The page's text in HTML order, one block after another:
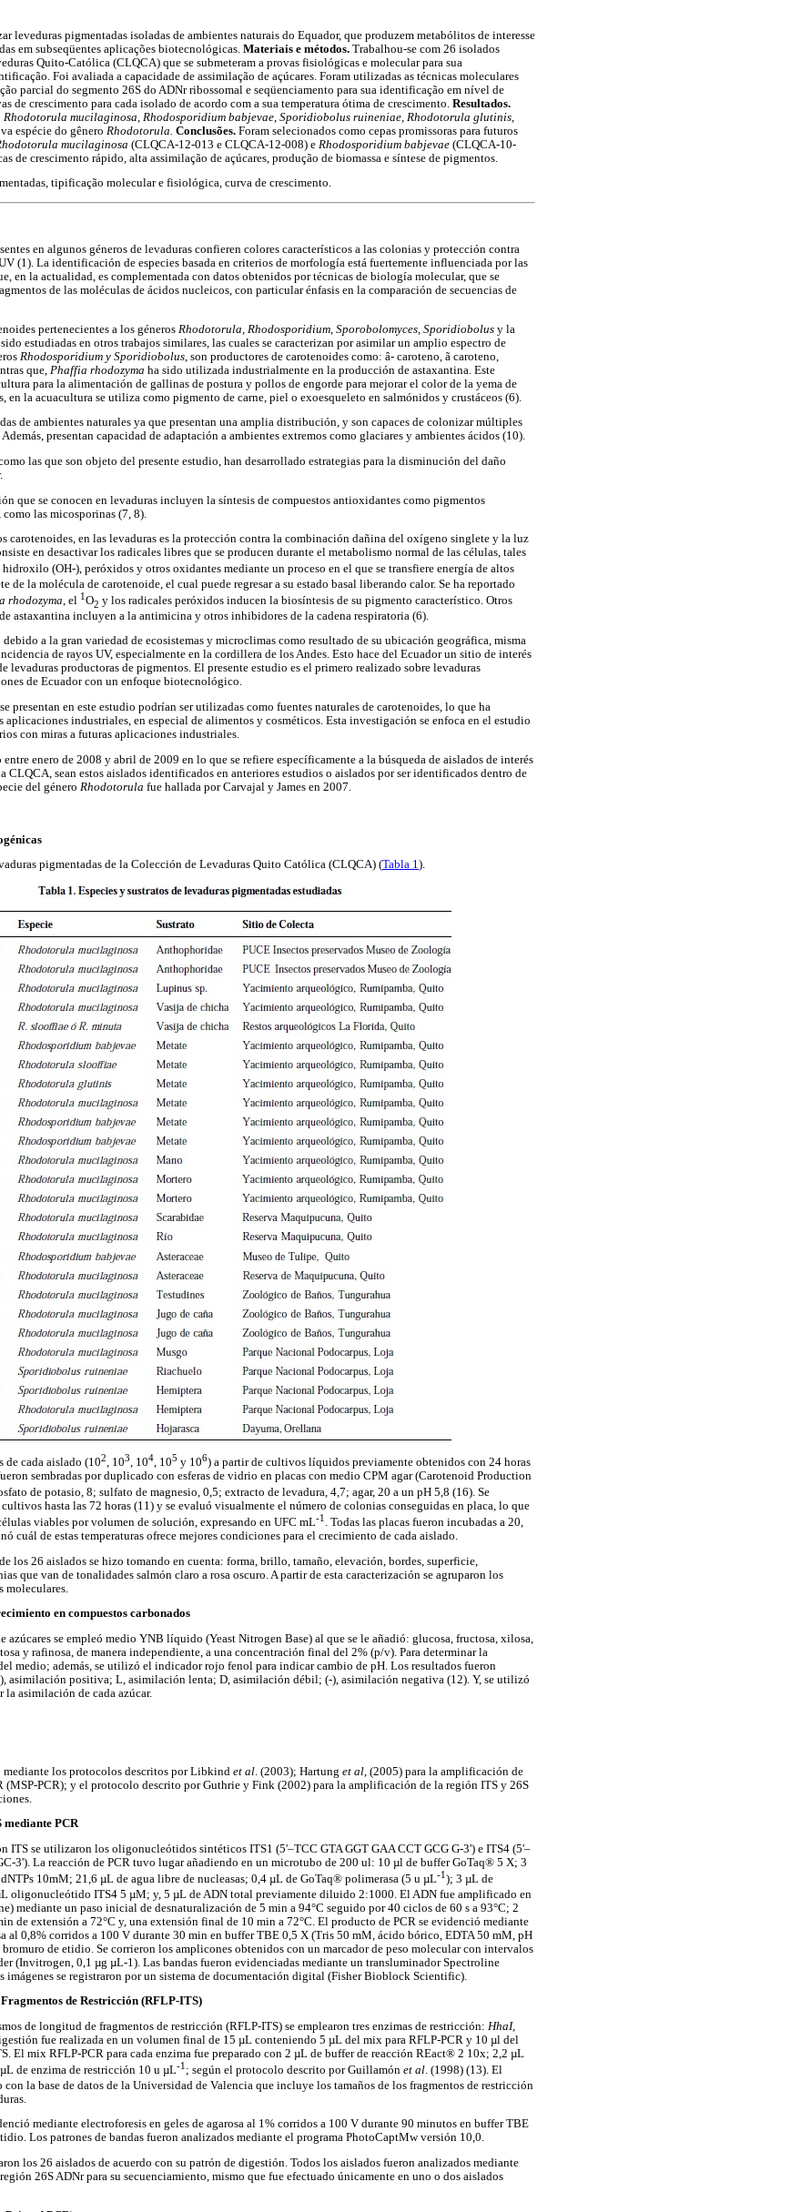
leveduras pigmentadas isoladas de ambientes naturais do Equador, que produzem metabólitos de interesse
em subseqüentes aplicações biotecnológicas. Materiais e métodos. Trabalhou-se com 26 isolados
Quito-Católica (CLQCA) que se submeteram a provas fisiológicas e molecular para sua
Foi avaliada a capacidade de assimilação de açúcares. Foram utilizadas as técnicas moleculares
parcial do segmento 26S do ADNr ribossomal e seqüenciamento para sua identificação em nível de
de crescimento para cada isolado de acordo com a sua temperatura ótima de crescimento. Resultados.
Rhodotorula mucilaginosa, Rhodosporidium babjevae, Sporidiobolus ruineniae, Rhodotorula glutinis,
espécie do gênero Rhodotorula. Conclusões. Foram selecionados como cepas promissoras para futuros
mucilaginosa (CLQCA-12-013 e CLQCA-12-008) e Rhodosporidium babjevae (CLQCA-10-
de crescimento rápido, alta assimilação de açúcares, produção de biomassa e síntese de pigmentos.
tipificação molecular e fisiológica, curva de crescimento.
en algunos géneros de levaduras confieren colores característicos a las colonias y protección contra
(1). La identificación de especies basada en criterios de morfología está fuertemente influenciada por las
en la actualidad, es complementada con datos obtenidos por técnicas de biología molecular, que se
de las moléculas de ácidos nucleicos, con particular énfasis en la comparación de secuencias de
pertenecientes a los géneros Rhodotorula, Rhodosporidium, Sporobolomyces, Sporidiobolus y la
estudiadas en otros trabajos similares, las cuales se caracterizan por asimilar un amplio espectro de
Rhodosporidium y Sporidiobolus, son productores de carotenoides como: â- caroteno, ã caroteno,
que, Phaffia rhodozyma ha sido utilizada industrialmente en la producción de astaxantina. Este
para la alimentación de gallinas de postura y pollos de engorde para mejorar el color de la yema de
en la acuacultura se utiliza como pigmento de carne, piel o exoesqueleto en salmónidos y crustáceos (6).
de ambientes naturales ya que presentan una amplia distribución, y son capaces de colonizar múltiples
presentan capacidad de adaptación a ambientes extremos como glaciares y ambientes ácidos (10).
las que son objeto del presente estudio, han desarrollado estrategias para la disminución del daño
que se conocen en levaduras incluyen la síntesis de compuestos antioxidantes como pigmentos
las micosporinas (7, 8).
carotenoides, en las levaduras es la protección contra la combinación dañina del oxígeno singlete y la luz
en desactivar los radicales libres que se producen durante el metabolismo normal de las células, tales
hidroxilo (OH-), peróxidos y otros oxidantes mediante un proceso en el que se transfiere energía de altos
de la molécula de carotenoide, el cual puede regresar a su estado basal liberando calor. Se ha reportado
rhodozyma, el 1 O2 y los radicales peróxidos inducen la biosíntesis de su pigmento característico. Otros
astaxantina incluyen a la antimicina y otros inhibidores de la cadena respiratoria (6).
a la gran variedad de ecosistemas y microclimas como resultado de su ubicación geográfica, misma
de rayos UV, especialmente en la cordillera de los Andes. Esto hace del Ecuador un sitio de interés
levaduras productoras de pigmentos. El presente estudio es el primero realizado sobre levaduras
de Ecuador con un enfoque biotecnológico.
presentan en este estudio podrían ser utilizadas como fuentes naturales de carotenoides, lo que ha
aplicaciones industriales, en especial de alimentos y cosméticos. Esta investigación se enfoca en el estudio
con miras a futuras aplicaciones industriales.
enero de 2008 y abril de 2009 en lo que se refiere específicamente a la búsqueda de aislados de interés
CLQCA, sean estos aislados identificados en anteriores estudios o aislados por ser identificados dentro de
del género Rhodotorula fue hallada por Carvajal y James en 2007.
pigmentadas de la Colección de Levaduras Quito Católica (CLQCA) (Tabla 1).
de cada aislado (102, 103, 104, 105 y 106) a partir de cultivos líquidos previamente obtenidos con 24 horas
sembradas por duplicado con esferas de vidrio en placas con medio CPM agar (Carotenoid Production
de potasio, 8; sulfato de magnesio, 0,5; extracto de levadura, 4,7; agar, 20 a un pH 5,8 (16). Se
hasta las 72 horas (11) y se evaluó visualmente el número de colonias conseguidas en placa, lo que
viables por volumen de solución, expresando en UFC mL-1 . Todas las placas fueron incubadas a 20,
cuál de estas temperaturas ofrece mejores condiciones para el crecimiento de cada aislado.
los 26 aislados se hizo tomando en cuenta: forma, brillo, tamaño, elevación, bordes, superficie,
que van de tonalidades salmón claro a rosa oscuro. A partir de esta caracterización se agruparon los
moleculares.
en compuestos carbonados
azúcares se empleó medio YNB líquido (Yeast Nitrogen Base) al que se le añadió: glucosa, fructosa, xilosa,
y rafinosa, de manera independiente, a una concentración final del 2% (p/v). Para determinar la
medio; además, se utilizó el indicador rojo fenol para indicar cambio de pH. Los resultados fueron
asimilación positiva; L, asimilación lenta; D, asimilación débil; (-), asimilación negativa (12). Y, se utilizó
asimilación de cada azúcar.
mediante los protocolos descritos por Libkind et al. (2003); Hartung et al, (2005) para la amplificación de
PCR); y el protocolo descrito por Guthrie y Fink (2002) para la amplificación de la región ITS y 26S
PCR
ITS se utilizaron los oligonucleótidos sintéticos ITS1 (5'–TCC GTA GGT GAA CCT GCG G-3') e ITS4 (5'–
3'). La reacción de PCR tuvo lugar añadiendo en un microtubo de 200 ul: 10 µl de buffer GoTaq® 5 X; 3
10mM; 21,6 µL de agua libre de nucleasas; 0,4 µL de GoTaq® polimerasa (5 u µL-1 ); 3 µL de
oligonucleótido ITS4 5 µM; y, 5 µL de ADN total previamente diluido 2:1000. El ADN fue amplificado en
mediante un paso inicial de desnaturalización de 5 min a 94°C seguido por 40 ciclos de 60 s a 93°C; 2
de extensión a 72°C y, una extensión final de 10 min a 72°C. El producto de PCR se evidenció mediante
al 0,8% corridos a 100 V durante 30 min en buffer TBE 0,5 X (Tris 50 mM, ácido bórico, EDTA 50 mM, pH
de etidio. Se corrieron los amplicones obtenidos con un marcador de peso molecular con intervalos
(Invitrogen, 0,1 µg µL-1). Las bandas fueron evidenciadas mediante un transluminador Spectroline
se registraron por un sistema de documentación digital (Fisher Bioblock Scientific).
de Restricción (RFLP-ITS)
de longitud de fragmentos de restricción (RFLP-ITS) se emplearon tres enzimas de restricción: HhaI,
fue realizada en un volumen final de 15 µL conteniendo 5 µL del mix para RFLP-PCR y 10 µl del
El mix RFLP-PCR para cada enzima fue preparado con 2 µL de buffer de reacción REact® 2 10x; 2,2 µL
de enzima de restricción 10 u µL-1 ; según el protocolo descrito por Guillamón et al. (1998) (13). El
con la base de datos de la Universidad de Valencia que incluye los tamaños de los fragmentos de restricción
mediante electroforesis en geles de agarosa al 1% corridos a 100 V durante 90 minutos en buffer TBE
Los patrones de bandas fueron analizados mediante el programa PhotoCaptMw versión 10,0.
los 26 aislados de acuerdo con su patrón de digestión. Todos los aislados fueron analizados mediante
26S ADNr para su secuenciamiento, mismo que fue efectuado únicamente en uno o dos aislados